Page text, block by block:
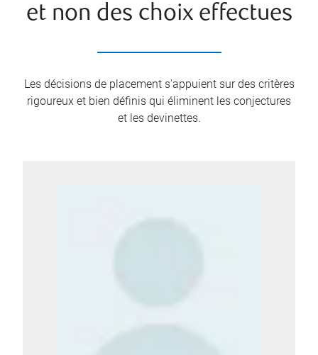
et non des choix effectues
Les décisions de placement s'appuient sur des critères
rigoureux et bien définis qui éliminent les conjectures
et les devinettes.